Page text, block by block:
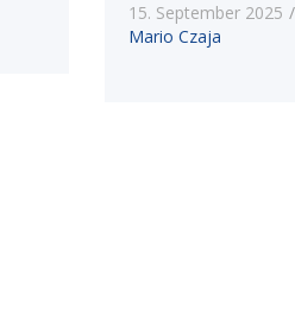
15. September 2025
Mario Czaja